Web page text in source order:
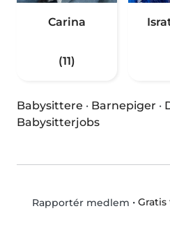
Carina
(11)
Babysittere · Barnepiger ·
Babysitterjobs
Rapportér medlem •